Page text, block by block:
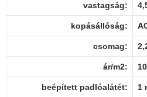
vastagság:
kopásállóság:
csomag:
ár/m2:
beépített padlóalátét: 1